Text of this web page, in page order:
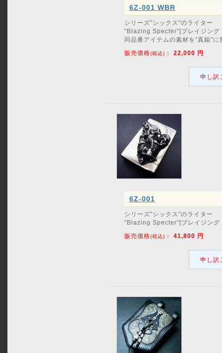
6Z-001 WBR
シリーズ"シックス"のライター
"Blazing Specter"[ブレイジング
同品番アイテムの素材を"真鍮"
販売価格(税込) ： 22,000 円
申し訳
6Z-001
シリーズ"シックス"のライター
"Blazing Specter"[ブレイジング
販売価格(税込) ： 41,800 円
申し訳